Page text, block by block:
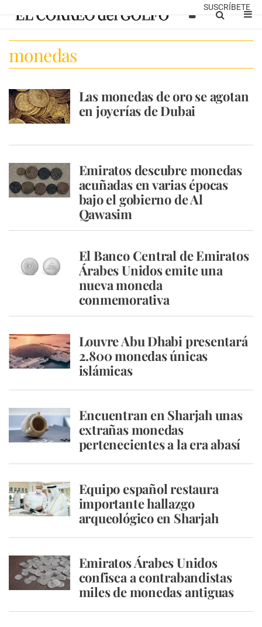
SUSCRÍBETE
monedas
Las monedas de oro se agotan
en joyerías de Dubai
Emiratos descubre monedas
acuñadas en varias épocas
bajo el gobierno de Al
Qawasim
El Banco Central de Emiratos
Árabes Unidos emite una
nueva moneda
conmemorativa
Louvre Abu Dhabi presentará
2.800 monedas únicas
islámicas
Encuentran en Sharjah unas
extrañas monedas
pertenecientes a la era abasí
Equipo español restaura
importante hallazgo
arqueológico en Sharjah
Emiratos Árabes Unidos
confisca a contrabandistas
miles de monedas antiguas